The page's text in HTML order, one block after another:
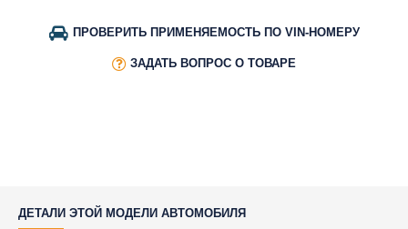
ПРОВЕРИТЬ ПРИМЕНЯЕМОСТЬ ПО VIN-НОМЕРУ
ЗАДАТЬ ВОПРОС О ТОВАРЕ
ДЕТАЛИ ЭТОЙ МОДЕЛИ АВТОМОБИЛЯ